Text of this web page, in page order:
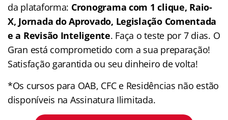
da plataforma: Cronograma com 1 clique, Raio-
X, Jornada do Aprovado, Legislação Comentada
e a Revisão Inteligente. Faça o teste por 7 dias. O
Gran está comprometido com a sua preparação!
Satisfação garantida ou seu dinheiro de volta!
*Os cursos para OAB, CFC e Residências não estão
disponíveis na Assinatura Ilimitada.